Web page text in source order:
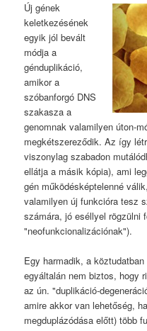
Új gének
keletkezésének
egyik jól bevált
módja a
génduplikáció,
amikor a
szóbanforgó DNS
szakasza a
genomnak valamilyen úton-
megkétszereződik. Az így
viszonylag szabadon
ellátja a másik kópia), ami
gén működésképtelenné
valamilyen új funkcióra tesz
számára, jó eséllyel rögzülni
"neofunkcionalizációnak").
Egy harmadik, a
egyáltalán nem biztos, hogy
az ún. "duplikáció-
amire akkor van lehetőség,
megduplázódása előtt) több